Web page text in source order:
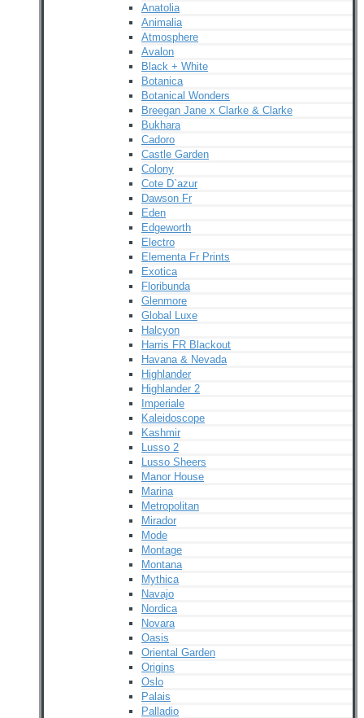
Anatolia
Animalia
Atmosphere
Avalon
Black + White
Botanica
Botanical Wonders
Breegan Jane x Clarke & Clarke
Bukhara
Cadoro
Castle Garden
Colony
Cote D`azur
Dawson Fr
Eden
Edgeworth
Electro
Elementa Fr Prints
Exotica
Floribunda
Glenmore
Global Luxe
Halcyon
Harris FR Blackout
Havana & Nevada
Highlander
Highlander 2
Imperiale
Kaleidoscope
Kashmir
Lusso 2
Lusso Sheers
Manor House
Marina
Metropolitan
Mirador
Mode
Montage
Montana
Mythica
Navajo
Nordica
Novara
Oasis
Oriental Garden
Origins
Oslo
Palais
Palladio